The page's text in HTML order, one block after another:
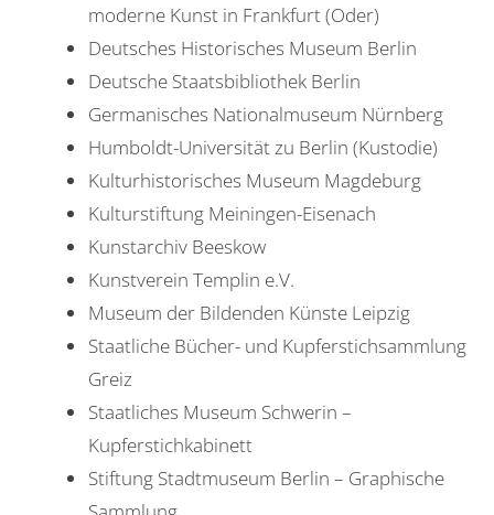
moderne Kunst in Frankfurt (Oder)
Deutsches Historisches Museum Berlin
Deutsche Staatsbibliothek Berlin
Germanisches Nationalmuseum Nürnberg
Humboldt-Universität zu Berlin (Kustodie)
Kulturhistorisches Museum Magdeburg
Kulturstiftung Meiningen-Eisenach
Kunstarchiv Beeskow
Kunstverein Templin e.V.
Museum der Bildenden Künste Leipzig
Staatliche Bücher- und Kupferstichsammlung
Greiz
Staatliches Museum Schwerin –
Kupferstichkabinett
Stiftung Stadtmuseum Berlin – Graphische